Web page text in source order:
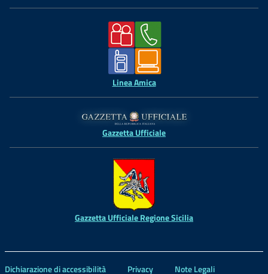
Linea Amica
Gazzetta Ufficiale
Gazzetta Ufficiale Regione Sicilia
Dichiarazione di accessibilità Privacy Note Legali